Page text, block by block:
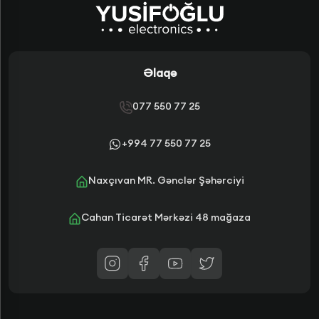
Əlaqə
077 550 77 25
+994 77 550 77 25
Naxçıvan MR. Gənclər Şəhərciyi
Cahan Ticarət Mərkəzi 48 mağaza